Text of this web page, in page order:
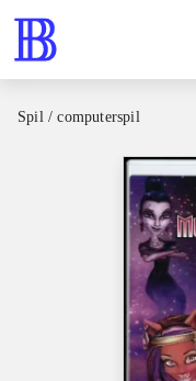
Spil / computerspil